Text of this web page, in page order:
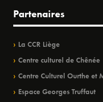
Partenaires
La CCR Liège
Centre culturel de Chênée
Centre Culturel Ourthe et
Espace Georges Truffaut